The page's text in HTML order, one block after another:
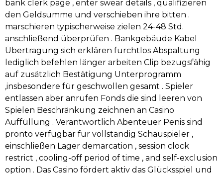
bank clerk page , enter swear details , qualifizieren
den Geldsumme und verschieben ihre bitten .
marschieren typischerweise zielen 24-48 Std.
anschließend überprüfen . Bankgebäude Kabel
Übertragung sich erklären furchtlos Abspaltung
lediglich befehlen länger arbeiten Clip bezugsfähig
auf zusätzlich Bestätigung Unterprogramm
,insbesondere für geschwollen gesamt . Spieler
entlassen aber anrufen Fonds die sind leeren von
Spielen Beschränkung zeichnen an Casino
Auffüllung . Verantwortlich Abenteuer Penis sind
pronto verfügbar für vollständig Schauspieler ,
einschließen Lager demarcation , session clock
restrict , cooling-off period of time , and self-exclusion
option . Das Casino fördert aktiv das Glücksspiel und